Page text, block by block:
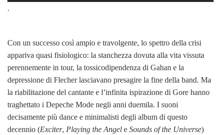
.
Con un successo così ampio e travolgente, lo spettro della crisi
appariva quasi fisiologico: la stanchezza dovuta alla vita vissuta
perennemente in tour, la tossicodipendenza di Gahan e la
depressione di Flecher lasciavano presagire la fine della band. Ma
la riabilitazione del cantante e l’infinita ispirazione di Gore hanno
traghettato i Depeche Mode negli anni duemila. I suoni
decisamente più dance e minimalisti degli album di questo
decennio (Exciter, Playing the Angel e Sounds of the Universe)